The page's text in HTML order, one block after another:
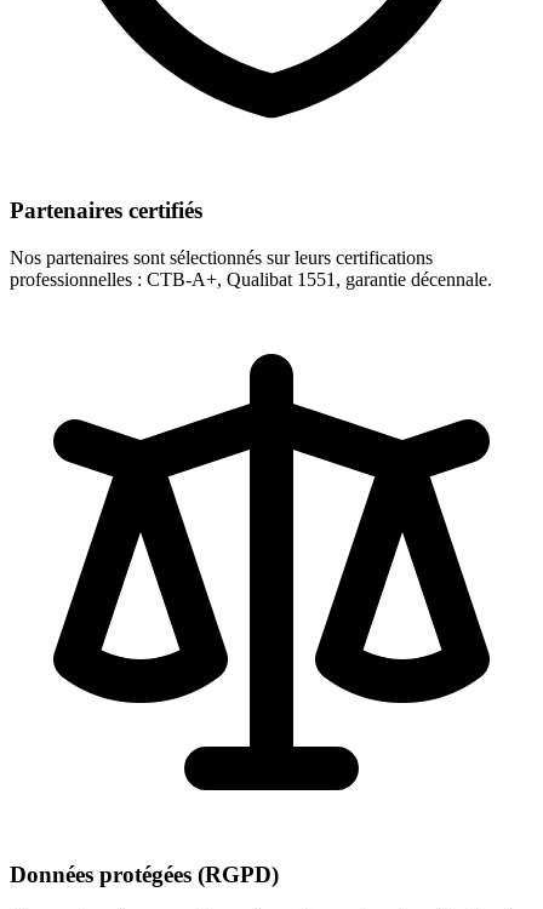
Partenaires certifiés
Nos partenaires sont sélectionnés sur leurs certifications
professionnelles : CTB-A+, Qualibat 1551, garantie décennale.
Données protégées (RGPD)